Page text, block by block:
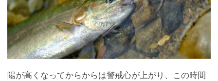
陽が高くなってからからは警戒心が上がり、この時間